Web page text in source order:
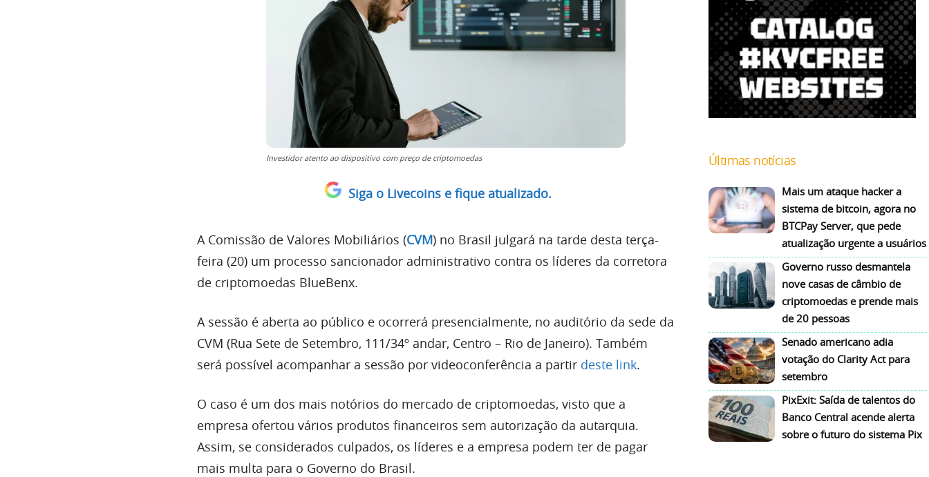
Investidor atento ao dispositivo com preço de criptomoedas
Siga o Livecoins e fique atualizado.
A Comissão de Valores Mobiliários (CVM) no Brasil julgará na tarde desta terça-
feira (20) um processo sancionador administrativo contra os líderes da corretora
de criptomoedas BlueBenx.
A sessão é aberta ao público e ocorrerá presencialmente, no auditório da sede da
CVM (Rua Sete de Setembro, 111/34º andar, Centro – Rio de Janeiro). Também
será possível acompanhar a sessão por videoconferência a partir deste link.
O caso é um dos mais notórios do mercado de criptomoedas, visto que a
empresa ofertou vários produtos financeiros sem autorização da autarquia.
Assim, se considerados culpados, os líderes e a empresa podem ter de pagar
mais multa para o Governo do Brasil.
Últimas notícias
Mais um ataque hacker a
sistema de bitcoin, agora no
BTCPay Server, que pede
atualização urgente a usuários
Governo russo desmantela
nove casas de câmbio de
criptomoedas e prende mais
de 20 pessoas
Senado americano adia
votação do Clarity Act para
setembro
PixExit: Saída de talentos do
Banco Central acende alerta
sobre o futuro do sistema Pix